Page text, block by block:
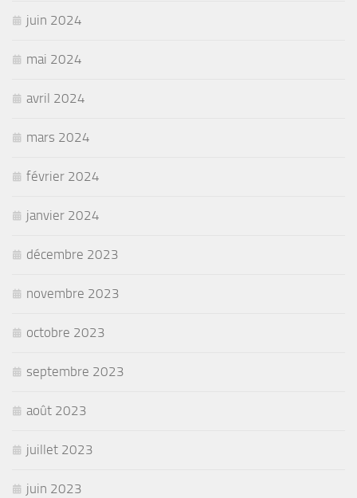
juin 2024
mai 2024
avril 2024
mars 2024
février 2024
janvier 2024
décembre 2023
novembre 2023
octobre 2023
septembre 2023
août 2023
juillet 2023
juin 2023